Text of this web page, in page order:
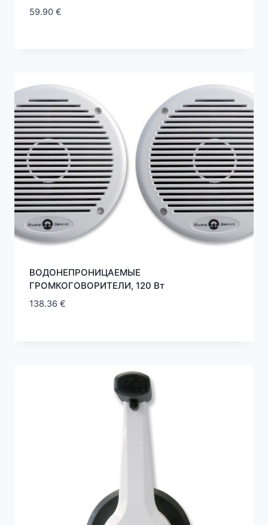
59.90 €
ВОДОНЕПРОНИЦАЕМЫЕ
ГРОМКОГОВОРИТЕЛИ, 120 Вт
138.36 €